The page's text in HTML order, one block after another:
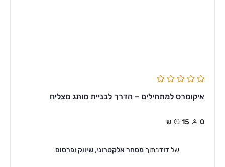
איקומרס למתחילים – הדרך לבניית מותג מצליח
0 15ש
שלדודבתוך מסחר אלקטרוני, שיווק ופרסום